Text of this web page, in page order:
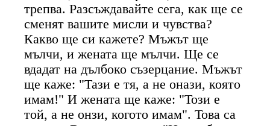
трепва. Разсъждавайте сега, как ще се
сменят вашите мисли и чувства?
Какво ще си кажете? Мъжът ще
мълчи, и жената ще мълчи. Ще се
вдадат на дълбоко съзерцание. Мъжът
ще каже: "Тази е тя, а не онази, която
имам!" И жената ще каже: "Този е
той, а не онзи, когото имам". Това са